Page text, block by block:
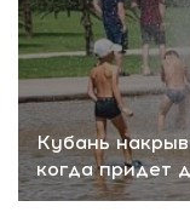
Кубань
когда придет